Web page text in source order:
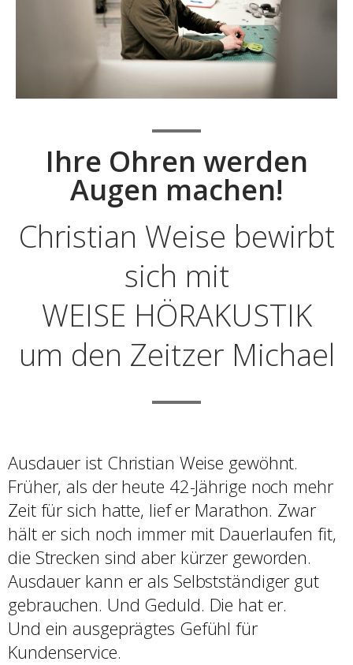
Ihre Ohren werden
Augen machen!
Christian Weise bewirbt
sich mit
WEISE HÖRAKUSTIK
um den Zeitzer Michael
Ausdauer ist Christian Weise gewöhnt.
Früher, als der heute 42-Jährige noch mehr
Zeit für sich hatte, lief er Marathon. Zwar
hält er sich noch immer mit Dauerlaufen fit,
die Strecken sind aber kürzer geworden.
Ausdauer kann er als Selbstständiger gut
gebrauchen. Und Geduld. Die hat er.
Und ein ausgeprägtes Gefühl für
Kundenservice.